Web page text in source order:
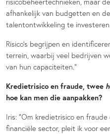
afhankelijk van budgetten en
talentontwikkeling te investeren.
Risico’s begrijpen en
terrein, waarbij veel bedrijven
van hun capaciteiten.”
Kredietrisico en fraude, twee
hoe kan men die aanpakken?
Iris: “Om kredietrisico en
financiële sector, pleit ik voor